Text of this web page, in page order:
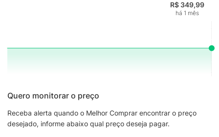
R$ 349,99
há 1 mês
Quero monitorar o preço
Receba alerta quando o Melhor Comprar encontrar o preço
desejado, informe abaixo qual preço deseja pagar.